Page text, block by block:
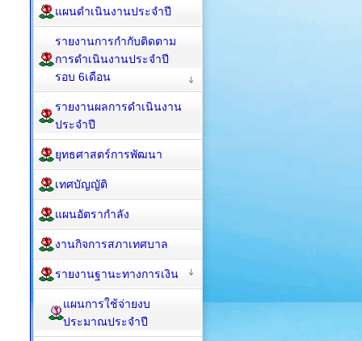
แผนดำเนินงานประจำปี
รายงานการกำกับติดตาม
การดำเนินงานประจำปี
รอบ 6เดือน
รายงานผลการดำเนินงาน
ประจำปี
ยุทธศาสตร์การพัฒนา
เทศบัญญัติ
แผนอัตรากำลัง
งานกิจการสภาเทศบาล
รายงานฐานะทางการเงิน
แผนการใช้จ่ายงบ
ประมาณประจำปี